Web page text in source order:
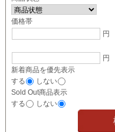
価格帯
円
円
新着商品を優先表示
する
しない
Sold Out商品表示
する
しない